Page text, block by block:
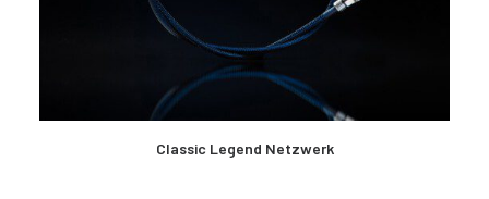
MEHR LESEN
Classic Legend Netzwerk